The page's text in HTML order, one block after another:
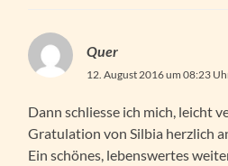
Quer
12. August 2016 um 08:23
Dann schliesse ich mich, leicht
Gratulation von Silbia herzlich
Ein schönes, lebenswertes